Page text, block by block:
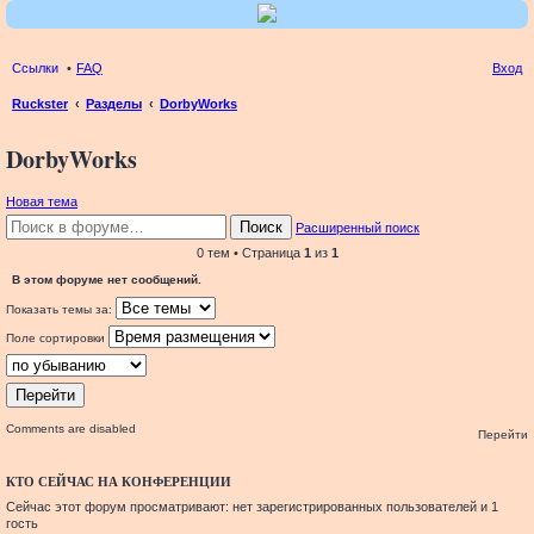
Ссылки FAQ Вход
Ruckster Разделы
DorbyWorks
DorbyWorks
Новая тема
Поиск
Расширенный поиск
0 тем • Страница 1 из 1
В этом форуме нет сообщений.
Показать темы за:
Поле сортировки
Перейти
Comments are disabled
КТО СЕЙЧАС НА КОНФЕРЕНЦИИ
Сейчас этот форум просматривают: нет зарегистрированных пользователей и 1
гость